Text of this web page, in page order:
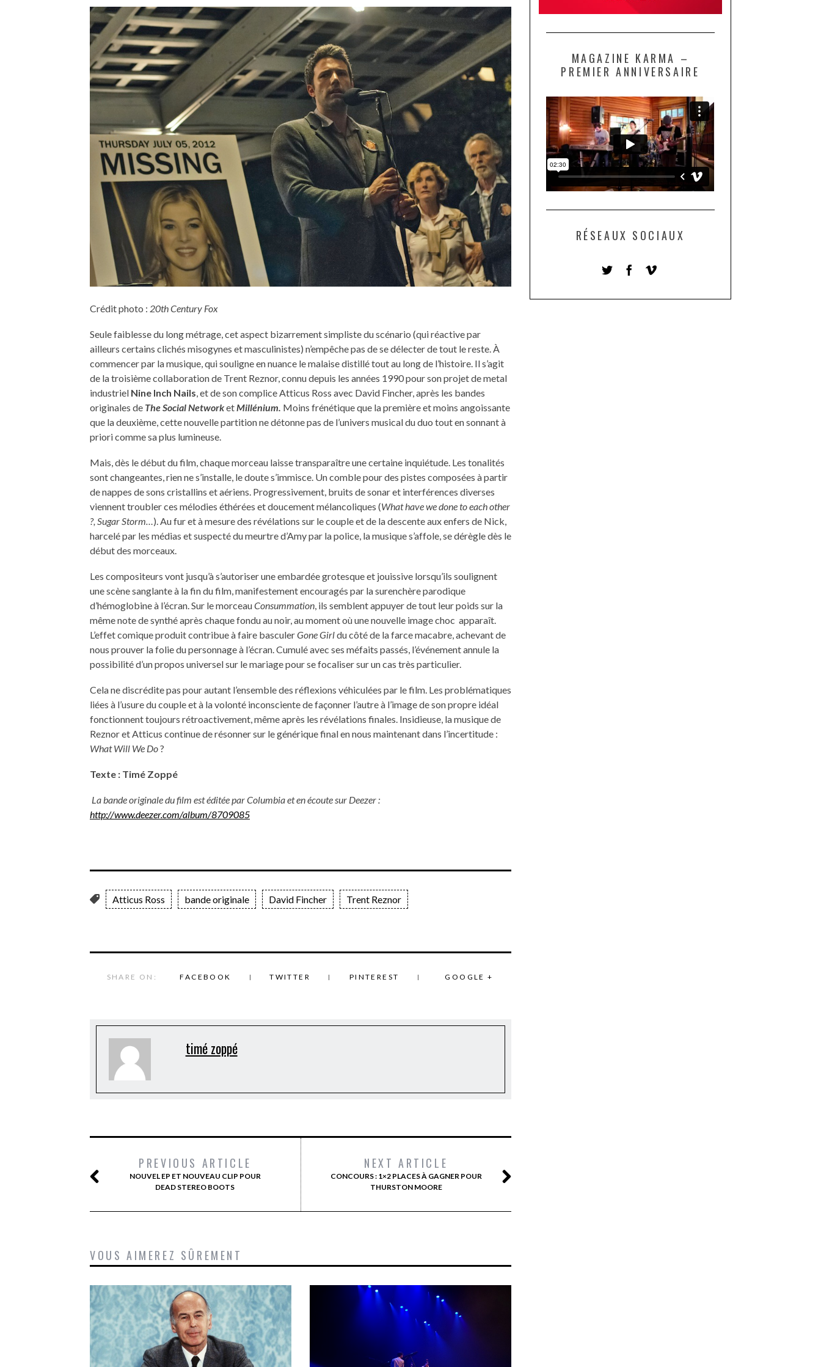
Crédit photo : 20th Century Fox
Seule faiblesse du long métrage, cet aspect bizarrement simpliste du scénario (qui réactive par
ailleurs certains clichés misogynes et masculinistes) n’empêche pas de se délecter de tout le reste. À
commencer par la musique, qui souligne en nuance le malaise distillé tout au long de l’histoire. Il s’agit
de la troisième collaboration de Trent Reznor, connu depuis les années 1990 pour son projet de metal
industriel Nine Inch Nails , et de son complice Atticus Ross avec David Fincher, après les bandes
originales de The Social Networket Millénium. Moins frénétique que la première et moins angoissante
que la deuxième, cette nouvelle partition ne détonne pas de l’univers musical du duo tout en sonnant à
priori comme sa plus lumineuse.
Mais, dès le début du film, chaque morceau laisse transparaître une certaine inquiétude. Les tonalités
sont changeantes, rien ne s’installe, le doute s’immisce. Un comble pour des pistes composées à partir
de nappes de sons cristallins et aériens. Progressivement, bruits de sonar et interférences diverses
viennent troubler ces mélodies éthérées et doucement mélancoliques (What have we done to each other
?, Sugar Storm… ). Au fur et à mesure des révélations sur le couple et de la descente aux enfers de Nick,
harcelé par les médias et suspecté du meurtre d’Amy par la police, la musique s’affole, se dérègle dès le
début des morceaux.
Les compositeurs vont jusqu’à s’autoriser une embardée grotesque et jouissive lorsqu’ils soulignent
une scène sanglante à la fin du film, manifestement encouragés par la surenchère parodique
d’hémoglobine à l’écran. Sur le morceauConsummation , ils semblent appuyer de tout leur poids sur la
même note de synthé après chaque fondu au noir, au moment où une nouvelle image choc apparaît.
L’effet comique produit contribue à faire basculerGone Girldu côté de la farce macabre, achevant de
nous prouver la folie du personnage à l’écran. Cumulé avec ses méfaits passés, l’événement annule la
possibilité d’un propos universel sur le mariage pour se focaliser sur un cas très particulier.
Cela ne discrédite pas pour autant l’ensemble des réflexions véhiculées par le film. Les problématiques
liées à l’usure du couple et à la volonté inconsciente de façonner l’autre à l’image de son propre idéal
fonctionnent toujours rétroactivement, même après les révélations finales. Insidieuse, la musique de
Reznor et Atticus continue de résonner sur le générique final en nous maintenant dans l’incertitude :
What Will We Do?
Texte : Timé Zoppé
La bande originale du film est éditée par Columbia et en écoute sur Deezer :
http://www.deezer.com/album/8709085
Atticus Ross bande originale David Fincher Trent Reznor
SHARE ON: FACEBOOK TWITTER PINTEREST GOOGLE +
timé zoppé
PREVIOUS ARTICLE
NOUVEL EP ET NOUVEAU CLIP POUR
DEAD STEREO BOOTS
NEXT ARTICLE
CONCOURS : 1×2 PLACES À GAGNER POUR
THURSTON MOORE
VOUS AIMEREZ SÛREMENT
MAGAZINE KARMA –
PREMIER ANNIVERSAIRE
RÉSEAUX SOCIAUX